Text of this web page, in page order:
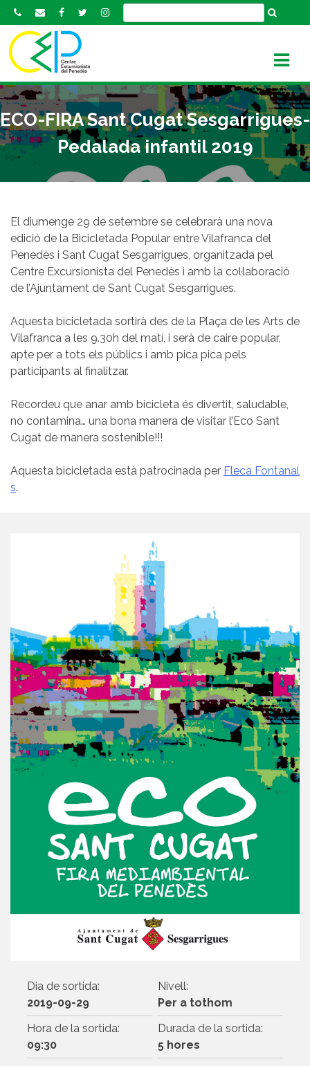
k
o
c
o
n
ECO-FIRA Sant Cugat Sesgarrigues-
Pedalada infantil 2019
El diumenge 29 de setembre se celebrarà una nova
edició de la Bicicletada Popular entre Vilafranca del
Penedès i Sant Cugat Sesgarrigues, organitzada pel
Centre Excursionista del Penedès i amb la col·laboració
de l’Ajuntament de Sant Cugat Sesgarrigues.
Aquesta bicicletada sortirà des de la Plaça de les Arts de
Vilafranca a les 9.30h del matí, i serà de caire popular,
apte per a tots els públics i amb pica pica pels
participants al finalitzar.
Recordeu que anar amb bicicleta és divertit, saludable,
no contamina… una bona manera de visitar l’Eco Sant
Cugat de manera sostenible!!!
Aquesta bicicletada està patrocinada per Fleca Fontanal
s.
Dia de sortida:
2019-09-29
Nivell:
Per a tothom
Hora de la sortida:
09:30
Durada de la sortida:
5 hores